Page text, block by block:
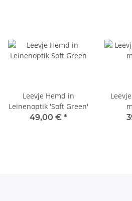
Leevje Hemd in
Leinenoptik 'Soft Green'
49,00 € *